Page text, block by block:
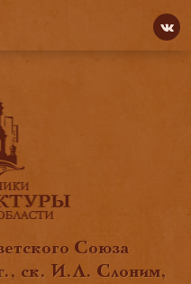
Союза
ск. И.Л. Слоним,